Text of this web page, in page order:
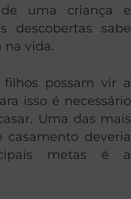
uma criança e
descobertas sabe
na vida.
filhos possam vir a
isso é necessário
Uma das mais
casamento deveria
metas é a